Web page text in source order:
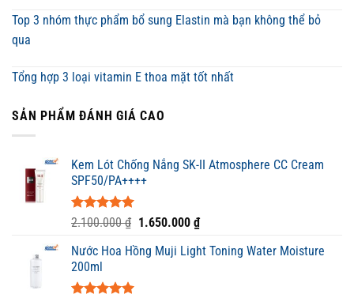
Top 3 nhóm thực phẩm bổ sung Elastin mà bạn không thể bỏ
qua
Tổng hợp 3 loại vitamin E thoa mặt tốt nhất
SẢN PHẨM ĐÁNH GIÁ CAO
Kem Lót Chống Nắng SK-II Atmosphere CC Cream
SPF50/PA++++
Được xếp
5 sao
2.100.000₫ Giá
là:
1.650.000 ₫Giá
tại
Nước Hoa Hồng Muji Light Toning Water Moisture
200ml